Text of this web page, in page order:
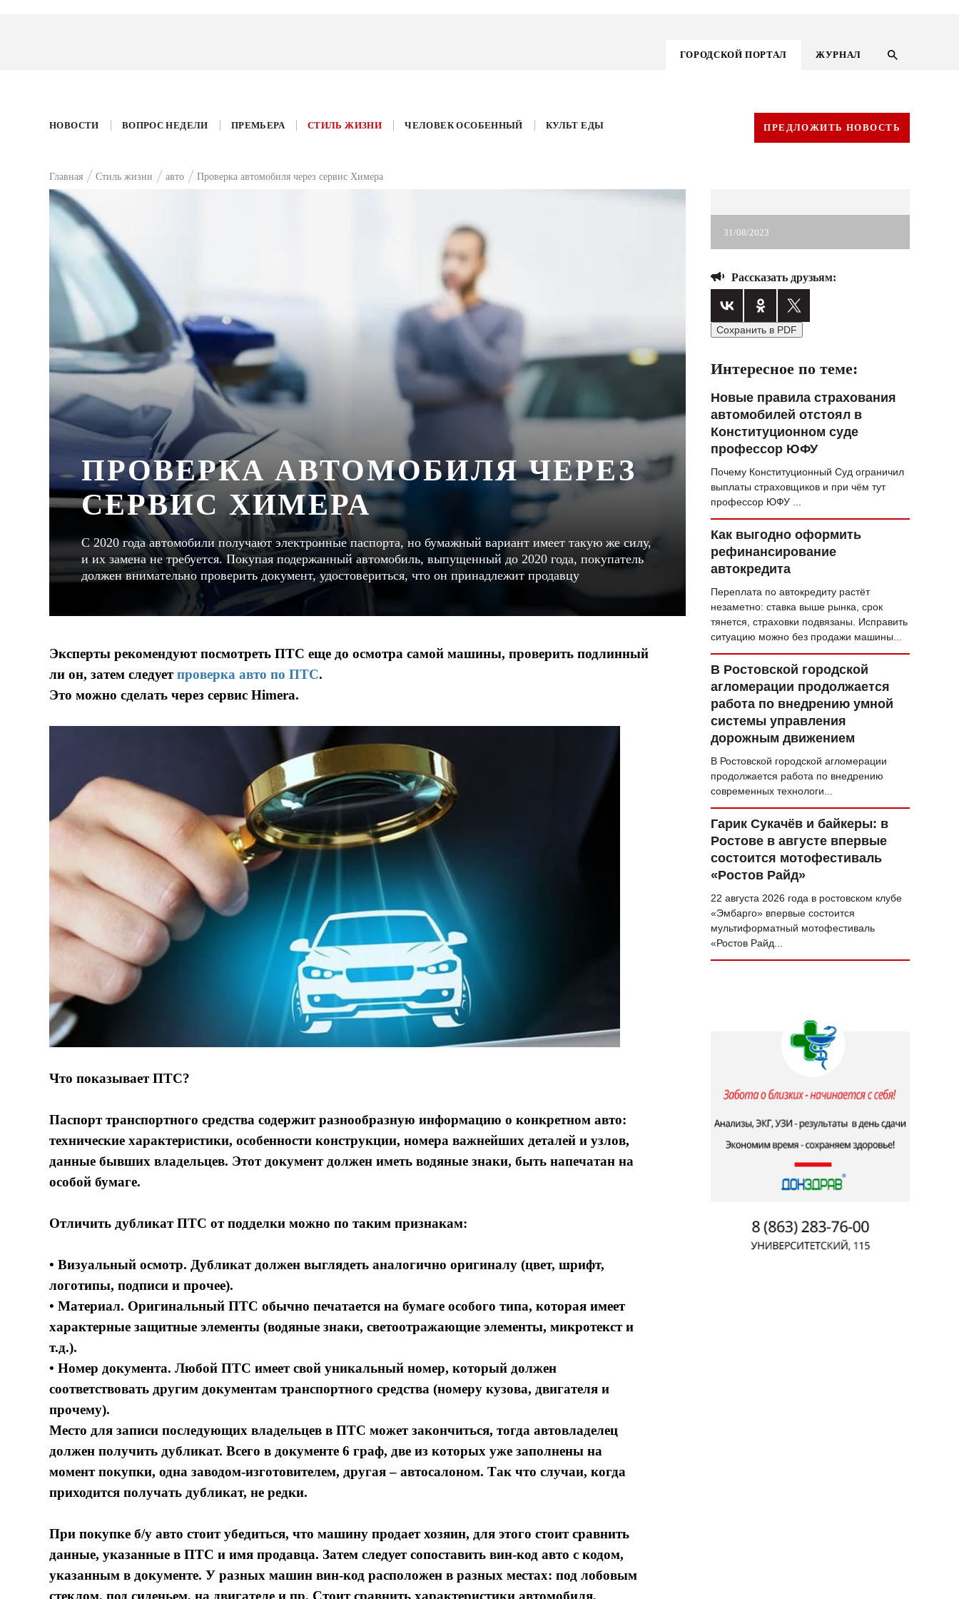
ГОРОДСКОЙ ПОРТАЛ ЖУРНАЛ
ГОРОДСКОЙ ПОРТАЛ
СТИЛЬ ЖИЗНИ
ХАЙП
ЧЕЛОВЕК ОСОБЕННЫЙ
НОВОСТИ ВОПРОС НЕДЕЛИ ПРЕМЬЕРА СТИЛЬ ЖИЗНИ ЧЕЛОВЕК ОСОБЕННЫЙ КУЛЬТ ЕДЫ ПРЕДЛОЖИТЬ НОВОСТЬ
Главная Стиль жизни авто Проверка автомобиля через сервис Химера
ПРОВЕРКА АВТОМОБИЛЯ ЧЕРЕЗ
СЕРВИС ХИМЕРА
С 2020 года автомобили получают электронные паспорта, но бумажный вариант имеет такую же силу,
и их замена не требуется. Покупая подержанный автомобиль, выпущенный до 2020 года, покупатель
должен внимательно проверить документ, удостовериться, что он принадлежит продавцу
Эксперты рекомендуют посмотреть ПТС еще до осмотра самой машины, проверить подлинный
ли он, затем следуетпроверка авто по ПТС.
Это можно сделать через сервис Himera.
Что показывает ПТС?
Паспорт транспортного средства содержит разнообразную информацию о конкретном авто:
технические характеристики, особенности конструкции, номера важнейших деталей и узлов,
данные бывших владельцев. Этот документ должен иметь водяные знаки, быть напечатан на
особой бумаге.
Отличить дубликат ПТС от подделки можно по таким признакам:
• Визуальный осмотр. Дубликат должен выглядеть аналогично оригиналу (цвет, шрифт,
логотипы, подписи и прочее).
• Материал. Оригинальный ПТС обычно печатается на бумаге особого типа, которая имеет
характерные защитные элементы (водяные знаки, светоотражающие элементы, микротекст и
т.д.).
• Номер документа. Любой ПТС имеет свой уникальный номер, который должен
соответствовать другим документам транспортного средства (номеру кузова, двигателя и
прочему).
Место для записи последующих владельцев в ПТС может закончиться, тогда автовладелец
должен получить дубликат. Всего в документе 6 граф, две из которых уже заполнены на
момент покупки, одна заводом-изготовителем, другая – автосалоном. Так что случаи, когда
приходится получать дубликат, не редки.
При покупке б/у авто стоит убедиться, что машину продает хозяин, для этого стоит сравнить
данные, указанные в ПТС и имя продавца. Затем следует сопоставить вин-код авто с кодом,
указанным в документе. У разных машин вин-код расположен в разных местах: под лобовым
стеклом, под сиденьем, на двигателе и пр. Стоит сравнить характеристики автомобиля,
31/08/2023
Рассказать друзьям:
Сохранить в PDF
Интересное по теме:
Новые правила страхования
автомобилей отстоял в
Конституционном суде
профессор ЮФУ
Почему Конституционный Суд ограничил
выплаты страховщиков и при чём тут
профессор ЮФУ ...
Как выгодно оформить
рефинансирование
автокредита
Переплата по автокредиту растёт
незаметно: ставка выше рынка, срок
тянется, страховки подвязаны. Исправить
ситуацию можно без продажи машины...
В Ростовской городской
агломерации продолжается
работа по внедрению умной
системы управления
дорожным движением
В Ростовской городской агломерации
продолжается работа по внедрению
современных технологи...
Гарик Сукачёв и байкеры: в
Ростове в августе впервые
состоится мотофестиваль
«Ростов Райд»
22 августа 2026 года в ростовском клубе
«Эмбарго» впервые состоится
мультиформатный мотофестиваль
«Ростов Райд...